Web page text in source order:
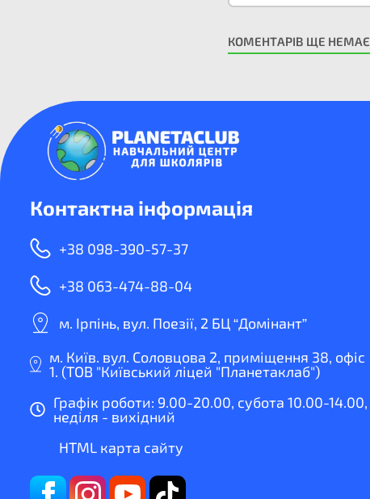
КОМЕНТАРІВ ЩЕ НЕМАЄ
Контактна інформація
+38 098-390-57-37
+38 063-474-88-04
м. Ірпінь, вул. Поезії, 2 БЦ “Домінант”
м. Київ. вул. Соловцова 2, приміщення 38, офіс
1. (ТОВ "Київський ліцей "Планетаклаб")
Графік роботи: 9.00-20.00, субота 10.00-14.00,
неділя - вихідний
HTML карта сайту